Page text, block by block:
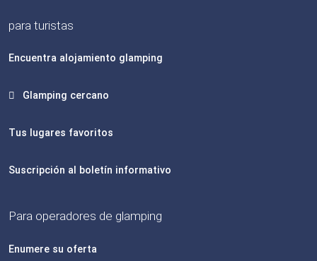
para turistas
Encuentra alojamiento glamping
Glamping cercano
Tus lugares favoritos
Suscripción al boletín informativo
Para operadores de glamping
Enumere su oferta